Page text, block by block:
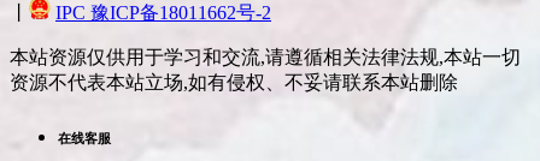
IPC 豫ICP备18011662号-2
本站资源仅供用于学习和交流,请遵循相关法律法规,本站一切
资源不代表本站立场,如有侵权、不妥请联系本站删除
在线客服